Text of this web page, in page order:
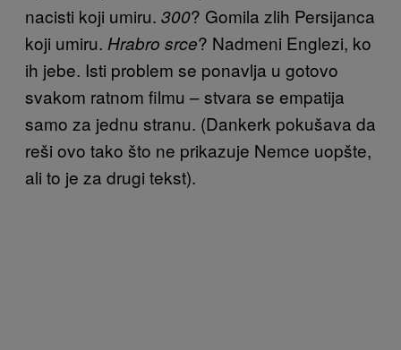
nacisti koji umiru. 300? Gomila zlih Persijanca
koji umiru. Hrabro srce? Nadmeni Englezi, ko
ih jebe. Isti problem se ponavlja u gotovo
svakom ratnom filmu – stvara se empatija
samo za jednu stranu. (Dankerk pokušava da
reši ovo tako što ne prikazuje Nemce uopšte,
ali to je za drugi tekst).